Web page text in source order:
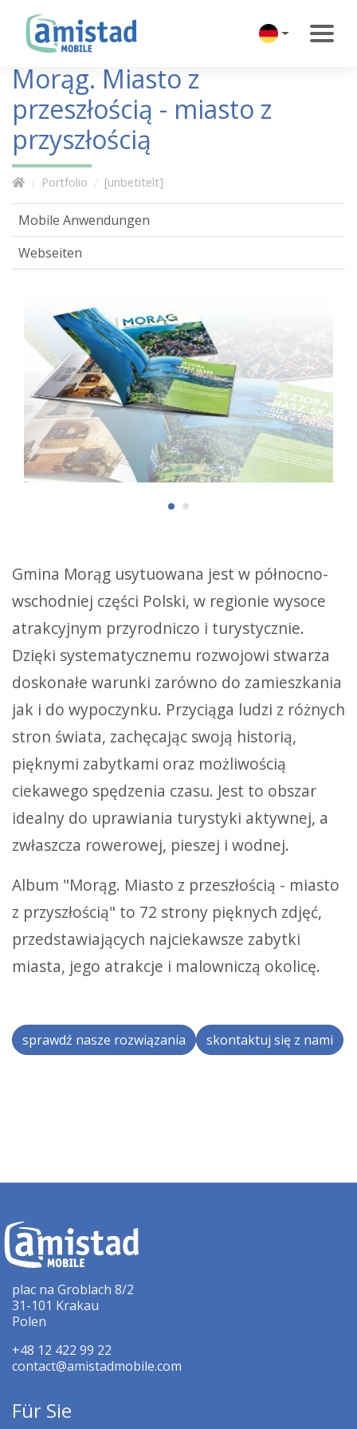
Morąg. Miasto z
przeszłością - miasto z
przyszłością
Portfolio [unbetitelt]
Gmina Morąg usytuowana jest w północno-
wschodniej części Polski, w regionie wysoce
atrakcyjnym przyrodniczo i turystycznie.
Dzięki systematycznemu rozwojowi stwarza
doskonałe warunki zarówno do zamieszkania
jak i do wypoczynku. Przyciąga ludzi z różnych
stron świata, zachęcając swoją historią,
pięknymi zabytkami oraz możliwością
ciekawego spędzenia czasu. Jest to obszar
idealny do uprawiania turystyki aktywnej, a
zwłaszcza rowerowej, pieszej i wodnej.
Album "Morąg. Miasto z przeszłością - miasto
z przyszłością" to 72 strony pięknych zdjęć,
przedstawiających najciekawsze zabytki
miasta, jego atrakcje i malowniczą okolicę.
sprawdź nasze rozwiązania skontaktuj się z nami
Mobile Anwendungen
Webseiten
plac na Groblach 8/2
31-101 Krakau
Polen
+48 12 422 99 22
contact@amistadmobile.com
Für Sie